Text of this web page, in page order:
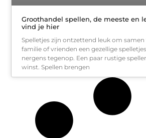
Groothandel spellen, de meeste en
vind je hier
Spelletjes zijn ontzettend leuk om
familie of vrienden een gezellige
nergens tegenop. Een paar rustige
winst. Spellen brengen